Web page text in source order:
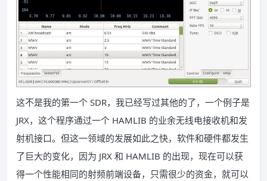
这不是我的第一个 SDR，我已经写过其他的了，一个例子是
JRX，这个程序通过一个 HAMLIB 的业余无线电接收机和发
射机接口。但这一领域的发展如此之快，软件和硬件都发生
了巨大的变化，因为 JRX 和 HAMLIB 的出现，现在可以获
得一个性能相同的射频前端设备，只需很少的资金，就可以